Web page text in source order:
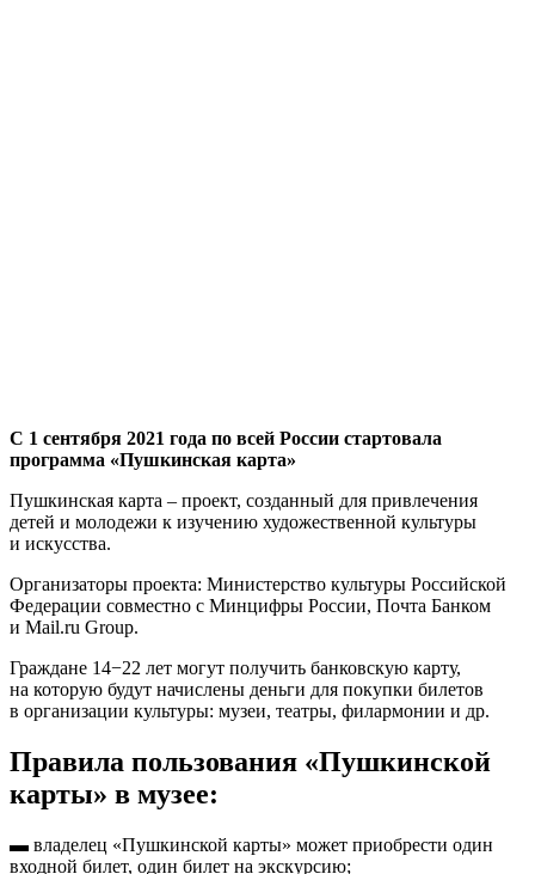
C 1 сентября 2021 года по всей России стартовала
программа «Пушкинская карта»
Пушкинская карта – проект, созданный для привлечения
детей и молодежи к изучению художественной культуры
и искусства.
Организаторы проекта: Министерство культуры Российской
Федерации совместно с Минцифры России, Почта Банком
и Mail.ru Group.
Граждане 14−22 лет могут получить банковскую карту,
на которую будут начислены деньги для покупки билетов
в организации культуры: музеи, театры, филармонии и др.
Правила пользования «Пушкинской
карты» в музее:
▬ владелец «Пушкинской карты» может приобрести один
входной билет, один билет на экскурсию;